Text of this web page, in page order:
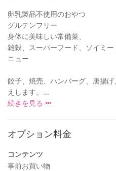
卵乳製品不使用のおやつ
グルテンフリー
身体に美味しい常備菜、
雑穀、スーパーフード、ソイミ
ニュー
餃子、焼売、ハンバーグ、唐揚
えします。...
続きを見る
オプション料金
コンテンツ
事前お買い物